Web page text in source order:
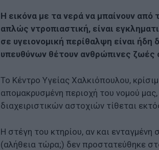
Η εικόνα με τα νερά να μπαίνουν από
απλώς ντροπιαστική, είναι
σε υγειονομική περίθαλψη είναι
υπευθύνων θέτουν ανθρώπινες ζωές
Το Κέντρο Υγείας Χαλκιόπουλου,
απομακρυσμένη περιοχή του νομού
διαχειριστικών αστοχιών τίθεται
Η στέγη του κτηρίου, αν και
(αλήθεια τώρα;) δεν προστατεύθηκε